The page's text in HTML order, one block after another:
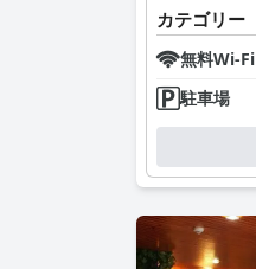
カテゴリー
無料Wi-Fi
駐車場